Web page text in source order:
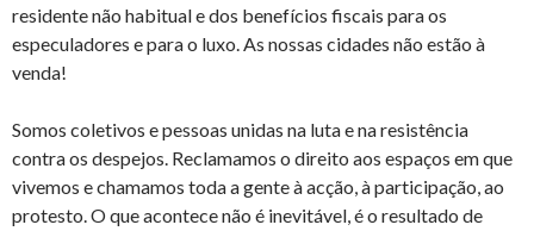
residente não habitual e dos benefícios fiscais para os
especuladores e para o luxo. As nossas cidades não estão à
venda!
Somos coletivos e pessoas unidas na luta e na resistência
contra os despejos. Reclamamos o direito aos espaços em que
vivemos e chamamos toda a gente à acção, à participação, ao
protesto. O que acontece não é inevitável, é o resultado de